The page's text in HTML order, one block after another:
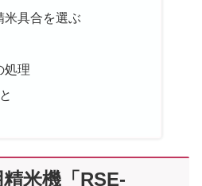
米具合を選ぶ
処理
米機「RSE-